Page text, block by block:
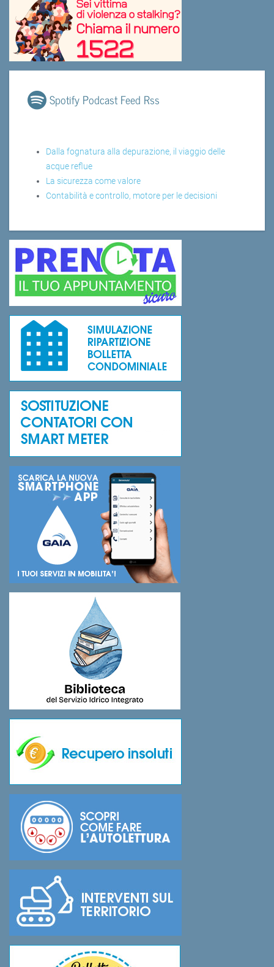
Spotify Podcast Feed Rss
Dalla fognatura alla depurazione, il viaggio delle
acque reflue
La sicurezza come valore
Contabilità e controllo, motore per le decisioni